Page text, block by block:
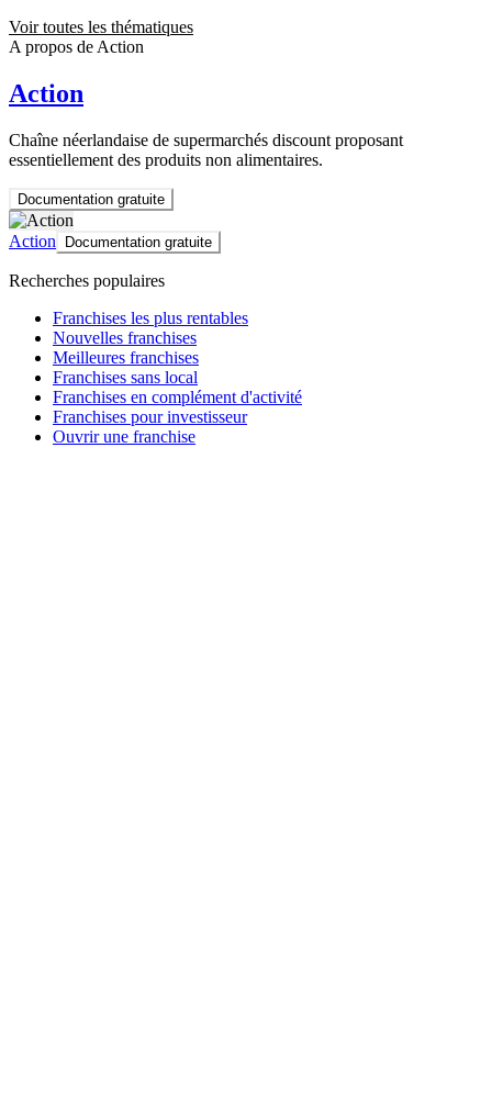
Voir toutes les thématiques
A propos de Action
Action
Chaîne néerlandaise de supermarchés discount proposant
essentiellement des produits non alimentaires.
Documentation gratuite
Action Documentation gratuite
Recherches populaires
Franchises les plus rentables
Nouvelles franchises
Meilleures franchises
Franchises sans local
Franchises en complément d'activité
Franchises pour investisseur
Ouvrir une franchise